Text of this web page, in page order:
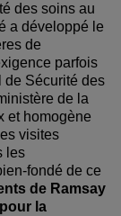
des soins au
a développé le
de
parfois
de Sécurité des
de la
et homogène
visites
les
fondé de ce
de Ramsay
la